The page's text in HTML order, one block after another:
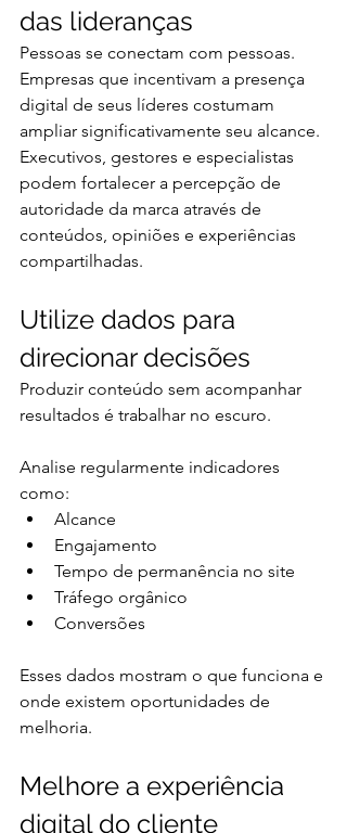
das lideranças
Pessoas se conectam com pessoas.
Empresas que incentivam a presença
digital de seus líderes costumam
ampliar significativamente seu alcance.
Executivos, gestores e especialistas
podem fortalecer a percepção de
autoridade da marca através de
conteúdos, opiniões e experiências
compartilhadas.
Utilize dados para
direcionar decisões
Produzir conteúdo sem acompanhar
resultados é trabalhar no escuro.
Analise regularmente indicadores
como:
Alcance
Engajamento
Tempo de permanência no site
Tráfego orgânico
Conversões
Esses dados mostram o que funciona e
onde existem oportunidades de
melhoria.
Melhore a experiência
digital do cliente